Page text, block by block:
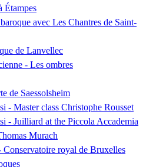
Étampes
avec Les Chantres de Saint-
de Lanvellec
- Les ombres
de Saessolsheim
- Master class Christophe Rousset
- Juilliard at the Piccola Accademia
Murach
Conservatoire royal de Bruxelles